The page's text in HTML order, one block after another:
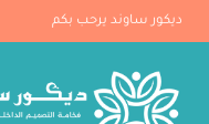
التجاوز
إلى
المحتوى
ديكور ساوند يرحب بكم